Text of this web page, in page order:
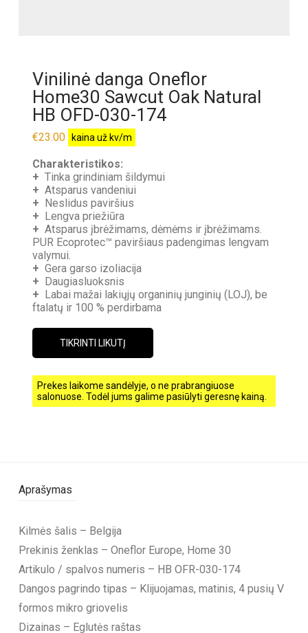
Vinilinė danga Oneflor
Home30 Sawcut Oak Natural
HB OFD-030-174
€23.00 kaina už kv/m
Charakteristikos:
+ Tinka grindiniam šildymui
+ Atsparus vandeniui
+
Neslidus paviršius
+
Lengva priežiūra
+ Atsparus įbrėžimams, dėmėms ir įbrėžimams.
PUR Ecoprotec™ paviršiaus padengimas lengvam
valymui.
+ Gera garso izoliacija
+
Daugiasluoksnis
+
Labai mažai lakiųjų organinių junginių (LOJ), be
ftalatų ir 100 % perdirbama
TIKRINTI LIKUTĮ
Prekes laikome sandėlyje, o ne prabrangiuose
salonuose. Todėl jums galime pasiūlyti geresnę kainą.
Aprašymas
Kilmės šalis – Belgija
Prekinis ženklas – Oneflor Europe, Home 30
Artikulo / spalvos numeris – HB OFR-030-174
Dangos pagrindo tipas – Klijuojamas, matinis, 4 pusių V
formos mikro griovelis
Dizainas – Eglutės raštas